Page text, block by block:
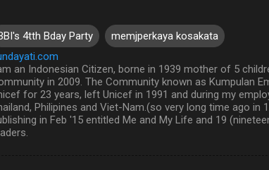
4tth Bday Party
memjperkaya kosakata
an Indonesian Citizen, borne in 1939 mother of 5
in 2009. The Community known as Kumpulan
for 23 years, left Unicef in 1991 and during my
Philipines and Viet-Nam.(so very long time ago
in Feb '15 entitled Me and My Life and 19